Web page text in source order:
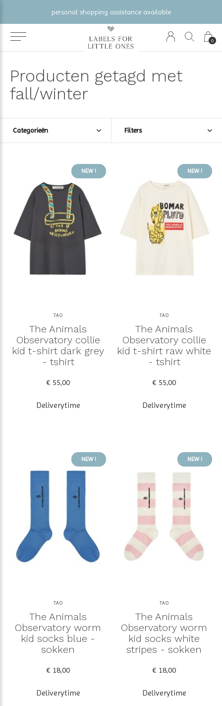
0
personal shopping assistance available
Producten getagd met
fall/winter
Categorieën Filters
NEW !
TAO
The Animals
Observatory collie
kid t-shirt dark grey
- tshirt
€ 55,00
Deliverytime
NEW !
TAO
The Animals
Observatory collie
kid t-shirt raw white
- tshirt
€ 55,00
Deliverytime
NEW !
TAO
The Animals
Observatory worm
kid socks blue -
sokken
€ 18,00
Deliverytime
NEW !
TAO
The Animals
Observatory worm
kid socks white
stripes - sokken
€ 18,00
Deliverytime